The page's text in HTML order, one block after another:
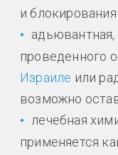
и
проведенного
Израиле или
возможно
лечебная
применяется